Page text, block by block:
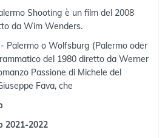
Shooting è un film del 2008
da Wim Wenders.
- Palermo o Wolfsburg (Palermo oder
del 1980 diretto da Werner
Passione di Michele del
Fava, che
2021-2022